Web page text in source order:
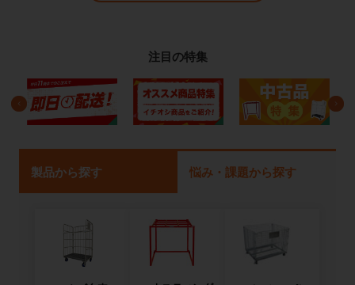
注目の特集
製品から探す 悩み・課題から探す